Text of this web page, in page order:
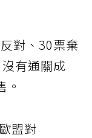
對、30票棄
有通關成
。
盟對